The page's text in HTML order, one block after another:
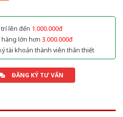
lên đến 1.000.000đ
hàng lớn hơn 3.000.000đ
tài khoản thành viên thân thiết
ĐĂNG KÝ TƯ VẤN